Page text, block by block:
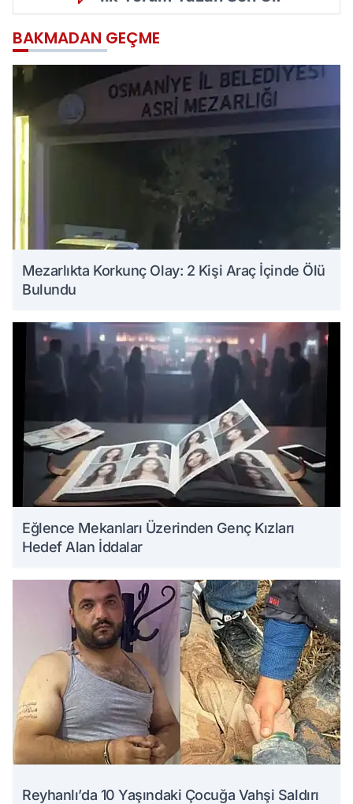
BAKMADAN GEÇME
Mezarlıkta Korkunç Olay: 2 Kişi Araç İçinde Ölü
Bulundu
Eğlence Mekanları Üzerinden Genç Kızları
Hedef Alan İddalar
Reyhanlı’da 10 Yaşındaki Çocuğa Vahşi Saldırı